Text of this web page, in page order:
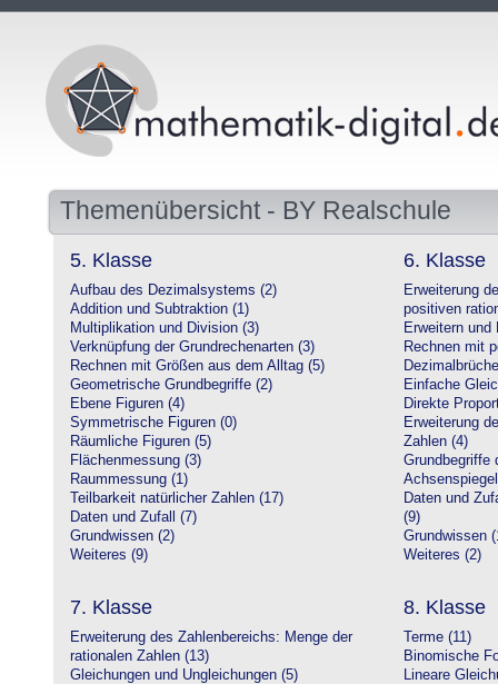
Themenübersicht - BY Realschule
5. Klasse
Aufbau des Dezimalsystems (2)
Addition und Subtraktion (1)
Multiplikation und Division (3)
Verknüpfung der Grundrechenarten (3)
Rechnen mit Größen aus dem Alltag (5)
Geometrische Grundbegriffe (2)
Ebene Figuren (4)
Symmetrische Figuren (0)
Räumliche Figuren (5)
Flächenmessung (3)
Raummessung (1)
Teilbarkeit natürlicher Zahlen (17)
Daten und Zufall (7)
Grundwissen (2)
Weiteres (9)
6. Klasse
Erweiterung
positiven
Erweitern und
Rechnen mit
Einfache
Direkte
Erweiterung
Zahlen (4)
Grundbegriffe
Daten und
(9)
Grundwissen
Weiteres (2)
7. Klasse
Erweiterung des Zahlenbereichs: Menge der
rationalen Zahlen (13)
Gleichungen und Ungleichungen (5)
8. Klasse
Terme (11)
Binomische
Lineare